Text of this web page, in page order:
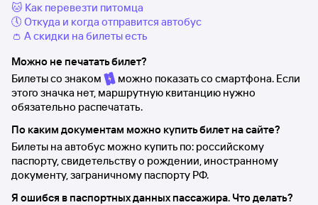
🐱 Как перевезти питомца
🕔 Откуда и когда отправится автобус
👛 А скидки на билеты есть
Можно не печатать билет?
Билеты со знаком
можно показать со смартфона. Если
этого значка нет, маршрутную квитанцию нужно
обязательно распечатать.
По каким документам можно купить билет на сайте?
Билеты на автобус можно купить по: российскому
паспорту, свидетельству о рождении, иностранному
документу, заграничному паспорту РФ.
Я ошибся в паспортных данных пассажира. Что делать?